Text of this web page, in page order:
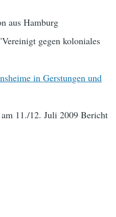
aus Hamburg
gegen koloniales
in Gerstungen und
11./12. Juli 2009 Bericht